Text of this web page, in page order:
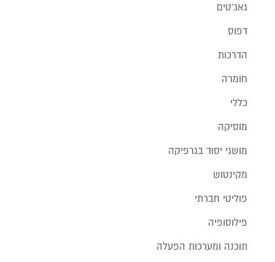
גאג'טים
דפוס
הדרכות
חומרה
כללי
מוסיקה
מושגי יסוד בגרפיקה
מקינטוש
פוליטי חברתי
פילוסופיה
תוכנה ומערכות הפעלה